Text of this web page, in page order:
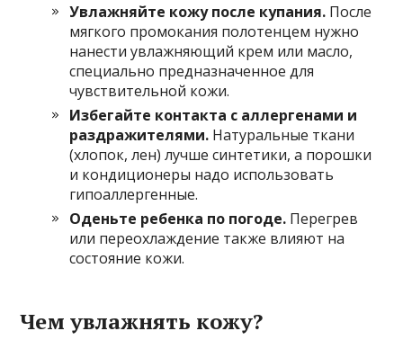
Увлажняйте кожу после купания. После
мягкого промокания полотенцем нужно
нанести увлажняющий крем или масло,
специально предназначенное для
чувствительной кожи.
Избегайте контакта с аллергенами и
раздражителями. Натуральные ткани
(хлопок, лен) лучше синтетики, а порошки
и кондиционеры надо использовать
гипоаллергенные.
Оденьте ребенка по погоде. Перегрев
или переохлаждение также влияют на
состояние кожи.
Чем увлажнять кожу?